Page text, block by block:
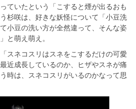
ていたという「こすると煙が出るおも
杉咲は、好きな妖怪について「小豆洗
小豆の洗い方が全然違って、そんな姿
と萌え萌え。
スネコスリはスネをこするだけの可愛
近成長しているのか、ヒザやスネが痛
時は、スネコスリがいるのかなって思